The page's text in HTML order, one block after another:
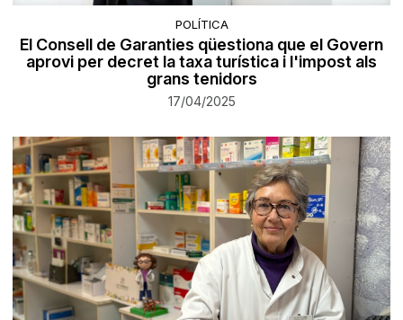
POLÍTICA
El Consell de Garanties qüestiona que el Govern
aprovi per decret la taxa turística i l'impost als
grans tenidors
17/04/2025